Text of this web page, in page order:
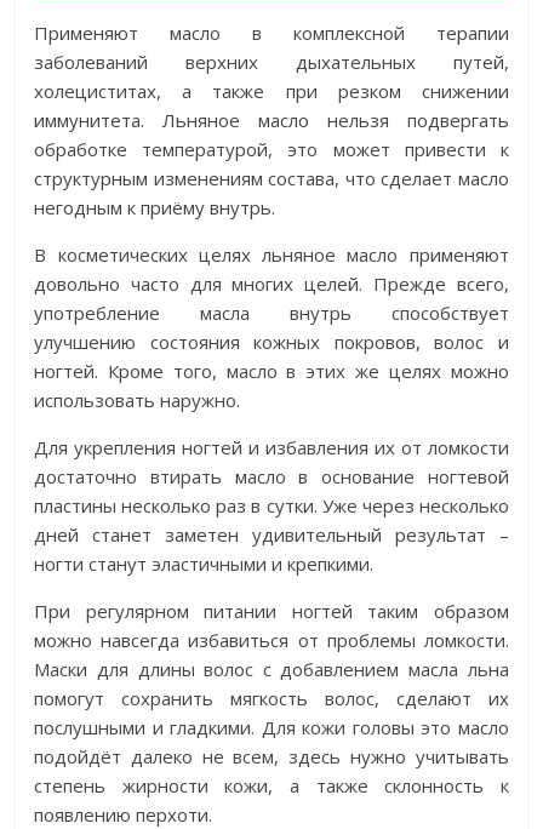
Применяют масло в комплексной терапии
заболеваний верхних дыхательных путей,
холециститах, а также при резком снижении
иммунитета. Льняное масло нельзя подвергать
обработке температурой, это может привести к
структурным изменениям состава, что сделает масло
негодным к приёму внутрь.
В косметических целях льняное масло применяют
довольно часто для многих целей. Прежде всего,
употребление масла внутрь способствует
улучшению состояния кожных покровов, волос и
ногтей. Кроме того, масло в этих же целях можно
использовать наружно.
Для укрепления ногтей и избавления их от ломкости
достаточно втирать масло в основание ногтевой
пластины несколько раз в сутки. Уже через несколько
дней станет заметен удивительный результат –
ногти станут эластичными и крепкими.
При регулярном питании ногтей таким образом
можно навсегда избавиться от проблемы ломкости.
Маски для длины волос с добавлением масла льна
помогут сохранить мягкость волос, сделают их
послушными и гладкими. Для кожи головы это масло
подойдёт далеко не всем, здесь нужно учитывать
степень жирности кожи, а также склонность к
появлению перхоти.